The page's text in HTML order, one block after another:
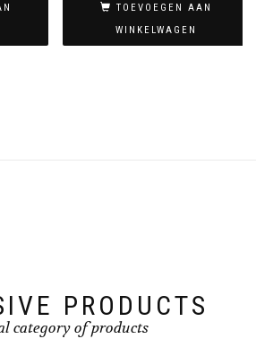
TOEVOEGEN AAN
WINKELWAGEN
PRODUCTS
category of products